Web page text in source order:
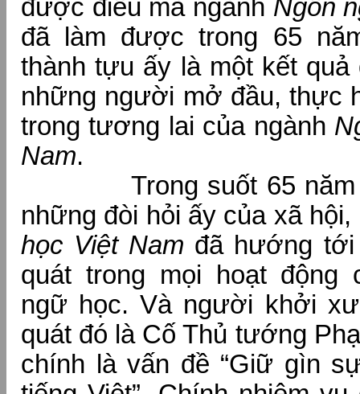
được điều mà ngành Ngôn
đã làm được trong 65
thành tựu ấy là một kết
những người mở đầu, thực
trong tương lai của ngành
Nam.
Trong suốt 65 năm
những đòi hỏi ấy của xã
học Việt Nam đã hướng
quát trong mọi hoạt động
ngữ học. Và người khởi
quát đó là Cố Thủ tướng
chính là vấn đề “Giữ gìn